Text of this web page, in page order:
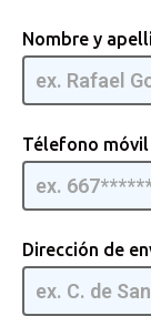
Antenna
TV [ES] -
GpmQMIA
| 02 2
Nombre y
Télefono
Dirección de